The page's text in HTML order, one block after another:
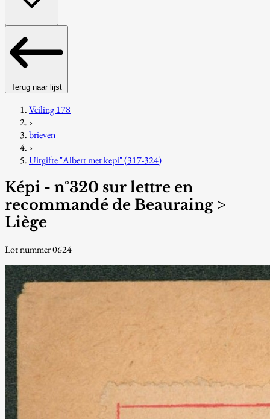
Terug naar lijst
Veiling 178
›
brieven
›
Uitgifte "Albert met kepi" (317-324)
Képi - n°320 sur lettre en
recommandé de Beauraing >
Liège
Lot nummer 0624